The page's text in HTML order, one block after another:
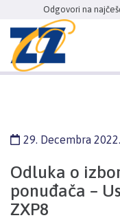
Odgovori na
29. Decembra 2022.
Odluka o
ponuđača –
ZXP8